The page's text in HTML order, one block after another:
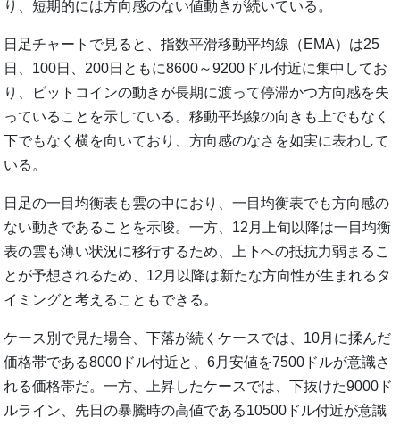
り、短期的には方向感のない値動きが続いている。
日足チャートで見ると、指数平滑移動平均線（EMA）は25
日、100日、200日ともに8600～9200ドル付近に集中してお
り、ビットコインの動きが長期に渡って停滞かつ方向感を失
っていることを示している。移動平均線の向きも上でもなく
下でもなく横を向いており、方向感のなさを如実に表わして
いる。
日足の一目均衡表も雲の中におり、一目均衡表でも方向感の
ない動きであることを示唆。一方、12月上旬以降は一目均衡
表の雲も薄い状況に移行するため、上下への抵抗力弱まるこ
とが予想されるため、12月以降は新たな方向性が生まれるタ
イミングと考えることもできる。
ケース別で見た場合、下落が続くケースでは、10月に揉んだ
価格帯である8000ドル付近と、6月安値を7500ドルが意識さ
れる価格帯だ。一方、上昇したケースでは、下抜けた9000ド
ルライン、先日の暴騰時の高値である10500ドル付近が意識